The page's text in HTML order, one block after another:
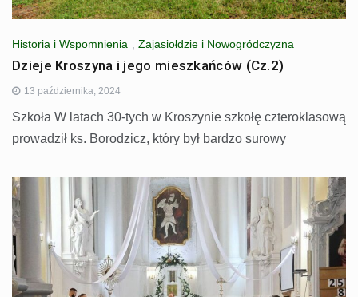
Historia i Wspomnienia Zajasiołdzie i Nowogródczyzna
Dzieje Kroszyna i jego mieszkańców (Cz.2)
13 października, 2024
Szkoła W latach 30-tych w Kroszynie szkołę czteroklasową
prowadził ks. Borodzicz, który był bardzo surowy